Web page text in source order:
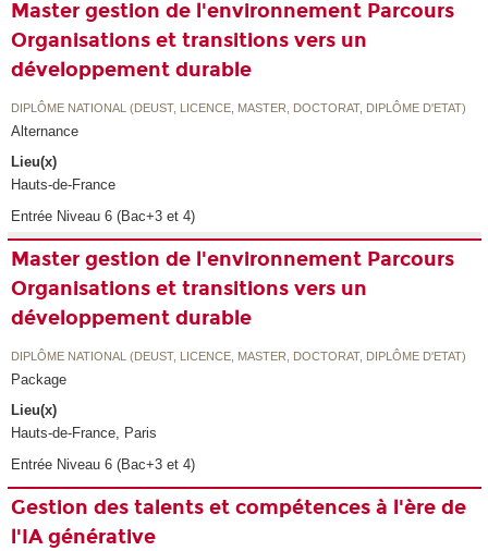
Master gestion de l'environnement Parcours
Organisations et transitions vers un
développement durable
DIPLÔME NATIONAL (DEUST, LICENCE, MASTER, DOCTORAT, DIPLÔME D'ETAT)
Alternance
Lieu(x)
Hauts-de-France
Entrée Niveau 6 (Bac+3 et 4)
Master gestion de l'environnement Parcours
Organisations et transitions vers un
développement durable
DIPLÔME NATIONAL (DEUST, LICENCE, MASTER, DOCTORAT, DIPLÔME D'ETAT)
Package
Lieu(x)
Hauts-de-France, Paris
Entrée Niveau 6 (Bac+3 et 4)
Gestion des talents et compétences à l'ère de
l'IA générative